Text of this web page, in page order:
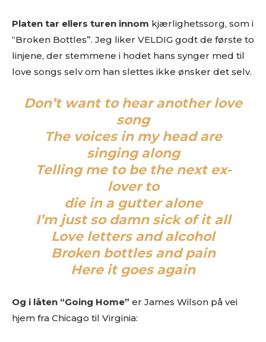
Platen tar ellers turen innom kjærlighetssorg, som i
“Broken Bottles”. Jeg liker VELDIG godt de første to
linjene, der stemmene i hodet hans synger med til
love songs selv om han slettes ikke ønsker det selv.
Don’t want to hear another love
song
The voices in my head are
singing along
Telling me to be the next ex-
lover to
die in a gutter alone
I’m just so damn sick of it all
Love letters and alcohol
Broken bottles and pain
Here it goes again
Og i låten “Going Home” er James Wilson på vei
hjem fra Chicago til Virginia: